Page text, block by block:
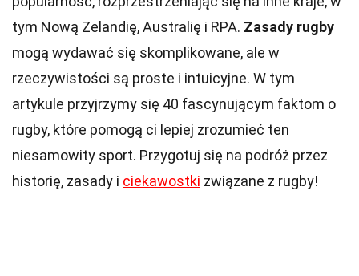
tym Nową Zelandię, Australię i RPA. Zasady rugby
mogą wydawać się skomplikowane, ale w
rzeczywistości są proste i intuicyjne. W tym
artykule przyjrzymy się 40 fascynującym faktom o
rugby, które pomogą ci lepiej zrozumieć ten
niesamowity sport. Przygotuj się na podróż przez
historię, zasady i ciekawostki związane z rugby!